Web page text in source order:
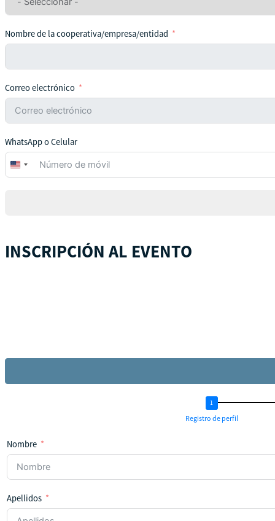
Nombre de la cooperativa/empresa/entidad
Correo electrónico
WhatsApp o Celular
United
States
INSCRIPCIÓN AL EVENTO
Registro de perfil
Nombre
Apellidos